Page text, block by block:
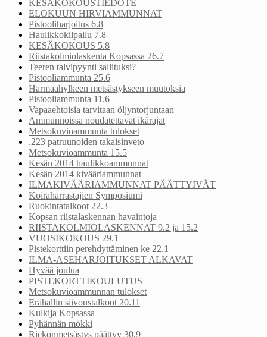
KESÄKOKOUSTIEDOTE
ELOKUUN HIRVIAMMUNNAT
Pistooliharjoitus 6.8
Haulikkokilpailu 7.8
KESÄKOKOUS 5.8
Riistakolmiolaskenta Kopsassa 26.7
Teeren talvipyynti sallituksi?
Pistooliammunta 25.6
Harmaahylkeen metsästykseen muutoksia
Pistooliammunta 11.6
Vapaaehtoisia tarvitaan öljyntorjuntaan
Ammunnoissa noudatettavat ikärajat
Metsokuvioammunta tulokset
.223 patruunoiden takaisinveto
Metsokuvioammunta 15.5
Kesän 2014 haulikkoammunnat
Kesän 2014 kivääriammunnat
ILMAKIVÄÄRIAMMUNNAT PÄÄTTYIVÄT
Koiraharrastajien Symposiumi
Ruokintatalkoot 22.3
Kopsan riistalaskennan havaintoja
RIISTAKOLMIOLASKENNAT 9.2 ja 15.2
VUOSIKOKOUS 29.1
Pistekorttiin perehdyttäminen ke 22.1
ILMA-ASEHARJOITUKSET ALKAVAT
Hyvää joulua
PISTEKORTTIKOULUTUS
Metsokuvioammunnan tulokset
Erähallin siivoustalkoot 20.11
Kulkija Kopsassa
Pyhännän mökki
Riekonmetsästys päättyy 30.9